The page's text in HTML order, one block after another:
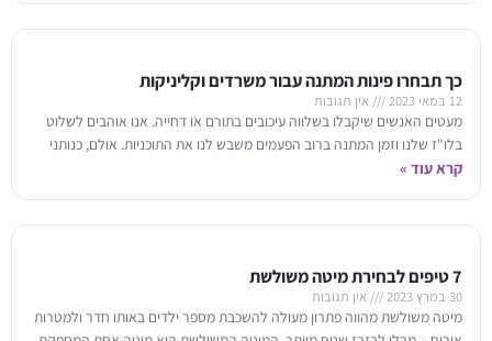
כך תבחרו פינות המתנה עבור משרדים וקליניקות
12 במאי 2023 אין תגובות
מעטים האנשים שיקבלו בשלווה עיכובים בתורם או דחייה. אנו אוהבים לשלוט
בלו"ז שלנו וזמן המתנה ברוב הפעמים משבש לנו את התוכניות. אולם, כנותני
שירות עסקי
קרא עוד »
7 טיפים לבחירת מיטה משולשת
30 במרץ 2023 אין תגובות
מיטה משולשת מהווה פתרון מעולה להשכבת מספר ילדים באותו חדר ולמטרות